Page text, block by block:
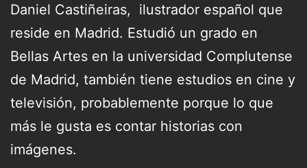
Daniel Castiñeiras, ilustrador español que
reside en Madrid. Estudió un grado en
Bellas Artes en la universidad Complutense
de Madrid, también tiene estudios en cine y
televisión, probablemente porque lo que
más le gusta es contar historias con
imágenes.